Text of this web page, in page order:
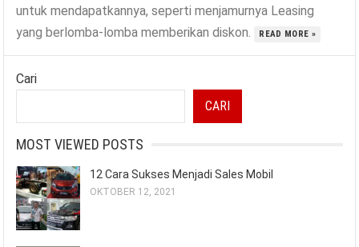
untuk mendapatkannya, seperti menjamurnya Leasing
yang berlomba-lomba memberikan diskon.
READ MORE »
Cari
CARI
MOST VIEWED POSTS
12 Cara Sukses Menjadi Sales Mobil
OKTOBER 12, 2021